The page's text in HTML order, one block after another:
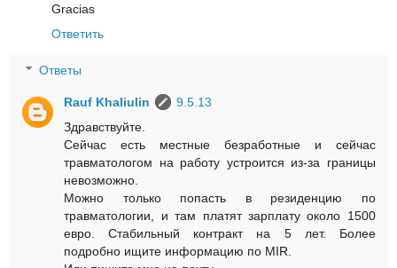
Gracias
Ответить
Ответы
Rauf Khaliulin
9.5.13
Здравствуйте.
Сейчас есть местные безработные и сейчас
травматологом на работу устроится из-за границы
невозможно.
Можно только попасть в резиденцию по
травматологии, и там платят зарплату около 1500
евро. Стабильный контракт на 5 лет. Более
подробно ищите информацию по MIR.